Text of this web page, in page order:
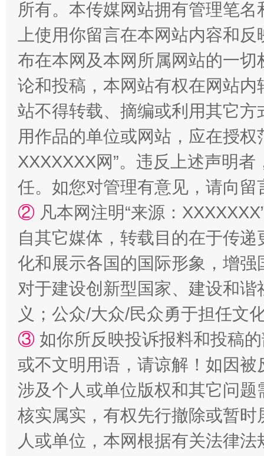
站台名比不上好声名
漫山遍野的桃花与雪山、麦地、白藏房 除
招工难、用工荒背后
所有。本传媒网站拥有管理笔
上使用你留言在本网站内容和
布在本网及本网所属网站的一
论和投稿，本网站有权在网站
站不得转载、摘编或利用其它
用作品的单位或网站，应在授
XXXXXXX网”。违反上述声明
任。如您对管理有意见，请向
② 凡本网注明“来源：
自其它媒体，转载目的在于传
化和展示各国的国际形象，增
对于建设创新型国家、建设和
义；公众/大众/民众勇于担任文
③ 如你所反映投诉报料和投稿
或不文明用语，请谅解！如因
涉及个人或单位版权和其它问题
核实属实，有权先行撤除或暂
人或单位，本网根据有关法律